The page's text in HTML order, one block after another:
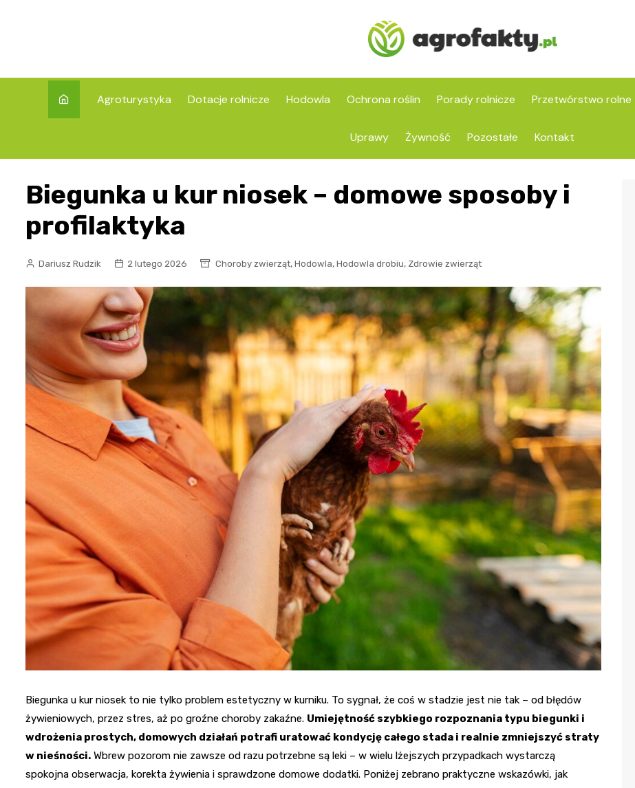
Agroturystyka Dotacje rolnicze Hodowla Ochrona roślin Porady rolnicze Przetwórstwo rolne
Uprawy Żywność Pozostałe Kontakt
Biegunka u kur niosek – domowe sposoby i
profilaktyka
Dariusz Rudzik 2 lutego 2026 Choroby zwierząt, Hodowla, Hodowla drobiu, Zdrowie zwierząt
Biegunka u kur niosek to nie tylko problem estetyczny w kurniku. To sygnał, że coś w stadzie jest nie tak – od błędów
żywieniowych, przez stres, aż po groźne choroby zakaźne. Umiejętność szybkiego rozpoznania typu biegunki i
wdrożenia prostych, domowych działań potrafi uratować kondycję całego stada i realnie zmniejszyć straty
w nieśności. Wbrew pozorom nie zawsze od razu potrzebne są leki – w wielu lżejszych przypadkach wystarczą
spokojna obserwacja, korekta żywienia i sprawdzone domowe dodatki. Poniżej zebrano praktyczne wskazówki, jak